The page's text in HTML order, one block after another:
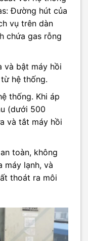
Đường hút của
vụ trên dàn
chứa gas rỗng
và bật máy hồi
hệ thống.
thống. Khi áp
(dưới 500
và tắt máy hồi
toàn, không
máy lạnh, và
thoát ra môi